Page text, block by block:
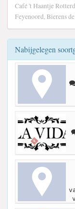
Café 't Haantje
Feyenoord, Bierens
Nabijgelegen